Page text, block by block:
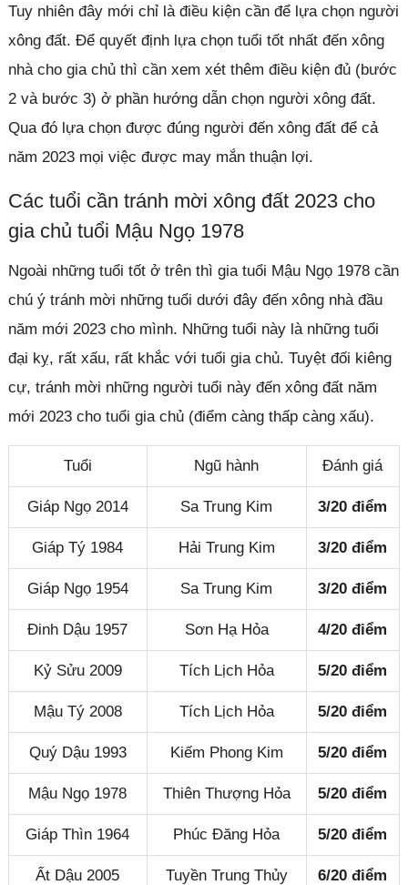
Tuy nhiên đây mới chỉ là điều kiện cần để lựa chọn người
xông đất. Để quyết định lựa chọn tuổi tốt nhất đến xông
nhà cho gia chủ thì cần xem xét thêm điều kiện đủ (bước
2 và bước 3) ở phần hướng dẫn chọn người xông đất.
Qua đó lựa chọn được đúng người đến xông đất để cả
năm 2023 mọi việc được may mắn thuận lợi.
Các tuổi cần tránh mời xông đất 2023 cho
gia chủ tuổi Mậu Ngọ 1978
Ngoài những tuổi tốt ở trên thì gia tuổi Mậu Ngọ 1978 cần
chú ý tránh mời những tuổi dưới đây đến xông nhà đầu
năm mới 2023 cho mình. Những tuổi này là những tuổi
đại kỵ, rất xấu, rất khắc với tuổi gia chủ. Tuyệt đối kiêng
cự, tránh mời những người tuổi này đến xông đất năm
mới 2023 cho tuổi gia chủ (điểm càng thấp càng xấu).
Tuổi Ngũ hành Đánh giá
Giáp Ngọ 2014 Sa Trung Kim 3/20 điểm
Giáp Tý 1984 Hải Trung Kim 3/20 điểm
Giáp Ngọ 1954 Sa Trung Kim 3/20 điểm
Đinh Dậu 1957 Sơn Hạ Hỏa 4/20 điểm
Kỷ Sửu 2009 Tích Lịch Hỏa 5/20 điểm
Mậu Tý 2008 Tích Lịch Hỏa 5/20 điểm
Quý Dậu 1993 Kiếm Phong Kim 5/20 điểm
Mậu Ngọ 1978 Thiên Thượng Hỏa 5/20 điểm
Giáp Thìn 1964 Phúc Đăng Hỏa 5/20 điểm
Ất Dậu 2005 Tuyền Trung Thủy 6/20 điểm